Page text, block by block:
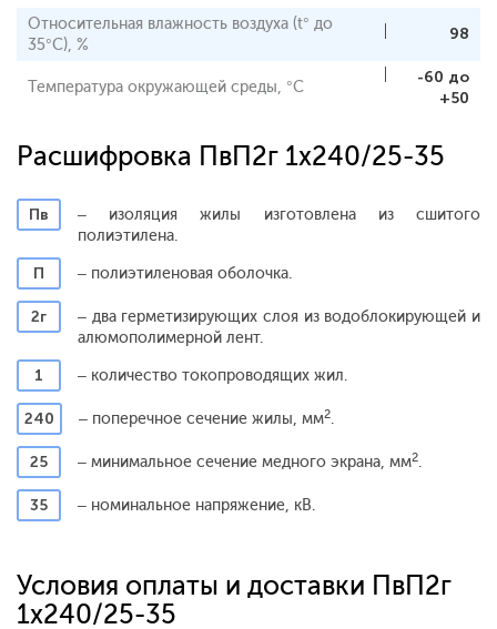
Относительная влажность воздуха (t° до
35°С), %
98
Температура окружающей среды, °С
-60 до
+50
Расшифровка ПвП2г 1x240/25-35
Пв
– изоляция жилы изготовлена из сшитого
полиэтилена.
П
– полиэтиленовая оболочка.
2г
– два герметизирующих слоя из водоблокирующей и
алюмополимерной лент.
1
– количество токопроводящих жил.
240 – поперечное сечение жилы, мм2.
25 – минимальное сечение медного экрана, мм2.
35 – номинальное напряжение, кВ.
Условия оплаты и доставки ПвП2г
1x240/25-35